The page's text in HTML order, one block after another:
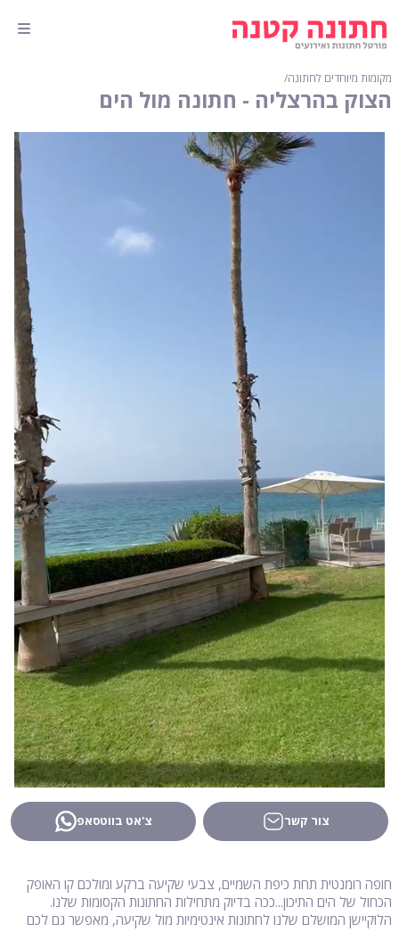
מקומות מיוחדים לחתונה∕
הצוק בהרצליה - חתונה מול הים
צור קשר צ'אט בווטסאפ
חופה רומנטית תחת כיפת השמיים, צבעי שקיעה ברקע ומולכם קו האופק
הכחול של הים התיכון...ככה בדיוק מתחילות החתונות הקסומות שלנו.
הלוקיישן המושלם שלנו לחתונות אינטימיות מול שקיעה, מאפשר גם לכם